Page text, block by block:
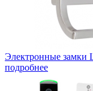
Электронные замки
подробнее